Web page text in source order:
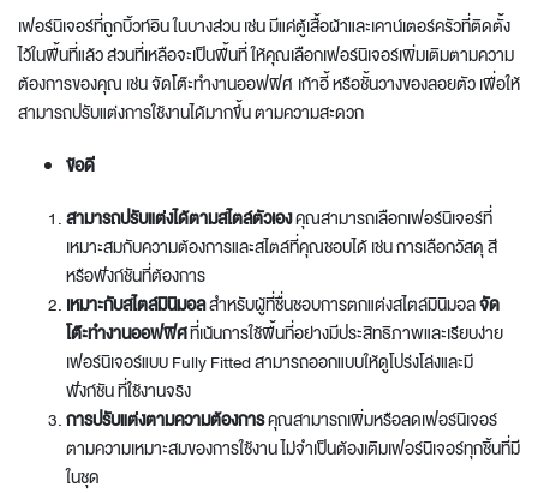
เฟอร์นิเจอร์ที่ถูกบิ้วท์อิน ในบางส่วน เช่น มีแค่ตู้เสื้อผ้าและเคาน์เตอร์ครัวที่ติดตั้ง
ไว้ในพื้นที่แล้ว ส่วนที่เหลือจะเป็นพื้นที่ ให้คุณเลือกเฟอร์นิเจอร์เพิ่มเติมตามความ
ต้องการของคุณ เช่นจัดโต๊ะทํางานออฟฟิศ เก้าอี้ หรือชั้นวางของลอยตัว เพื่อให้
สามารถปรับแต่งการใช้งานได้มากขึ้น ตามความสะดวก
ข้อดี
สามารถปรับแต่งได้ตามสไตล์ตัวเองคุณสามารถเลือกเฟอร์นิเจอร์ที่
เหมาะสมกับความต้องการและสไตล์ที่คุณชอบได้ เช่น การเลือกวัสดุ สี
หรือฟังก์ชันที่ต้องการ
เหมาะกับสไตล์มินิมอลสำหรับผู้ที่ชื่นชอบการตกแต่งสไตล์มินิมอลจัด
โต๊ะทํางานออฟฟิศที่เน้นการใช้พื้นที่อย่างมีประสิทธิภาพและเรียบง่าย
เฟอร์นิเจอร์แบบ Fully Fitted สามารถออกแบบให้ดูโปร่งโล่งและมี
ฟังก์ชัน ที่ใช้งานจริง
การปรับแต่งตามความต้องการคุณสามารถเพิ่มหรือลดเฟอร์นิเจอร์
ตามความเหมาะสมของการใช้งาน ไม่จำเป็นต้องเติมเฟอร์นิเจอร์ทุกชิ้นที่มี
ในชุด